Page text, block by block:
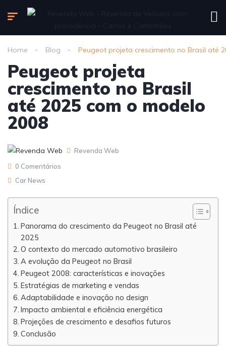
Home Blog Peugeot projeta crescimento no Brasil até
Peugeot projeta
crescimento no Brasil
até 2025 com o modelo
2008
Revenda Web
0 Comentários
Car News
Índice
Panorama do crescimento da Peugeot no Brasil até
2025
O contexto do mercado automotivo brasileiro
A evolução da Peugeot no Brasil
Peugeot 2008: características e inovações
Estratégias de marketing e vendas
Adaptabilidade e inovação no design
Impacto ambiental e eficiência energética
Projeções de crescimento e desafios futuros
Conclusão